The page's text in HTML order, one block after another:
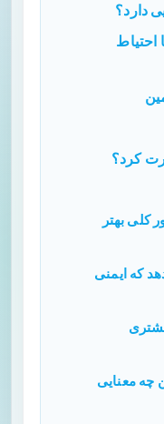
دارد؟
احتیاط
کرد؟
کلی بهتر
که ایمنی
چه معنایی